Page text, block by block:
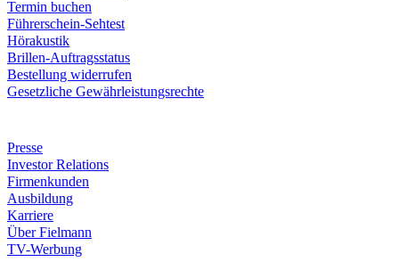
Termin buchen
Führerschein-Sehtest
Hörakustik
Brillen-Auftragsstatus
Bestellung widerrufen
Gesetzliche Gewährleistungsrechte
Presse
Investor Relations
Firmenkunden
Ausbildung
Karriere
Über Fielmann
TV-Werbung